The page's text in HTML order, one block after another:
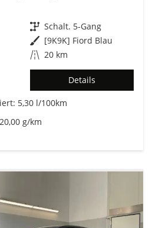
Getriebe Schalt. 5-Gang
Außenfarbe [9K9K] Fiord Blau
Kilometerstand 20 km
Details
5,30 l/100km
g/km